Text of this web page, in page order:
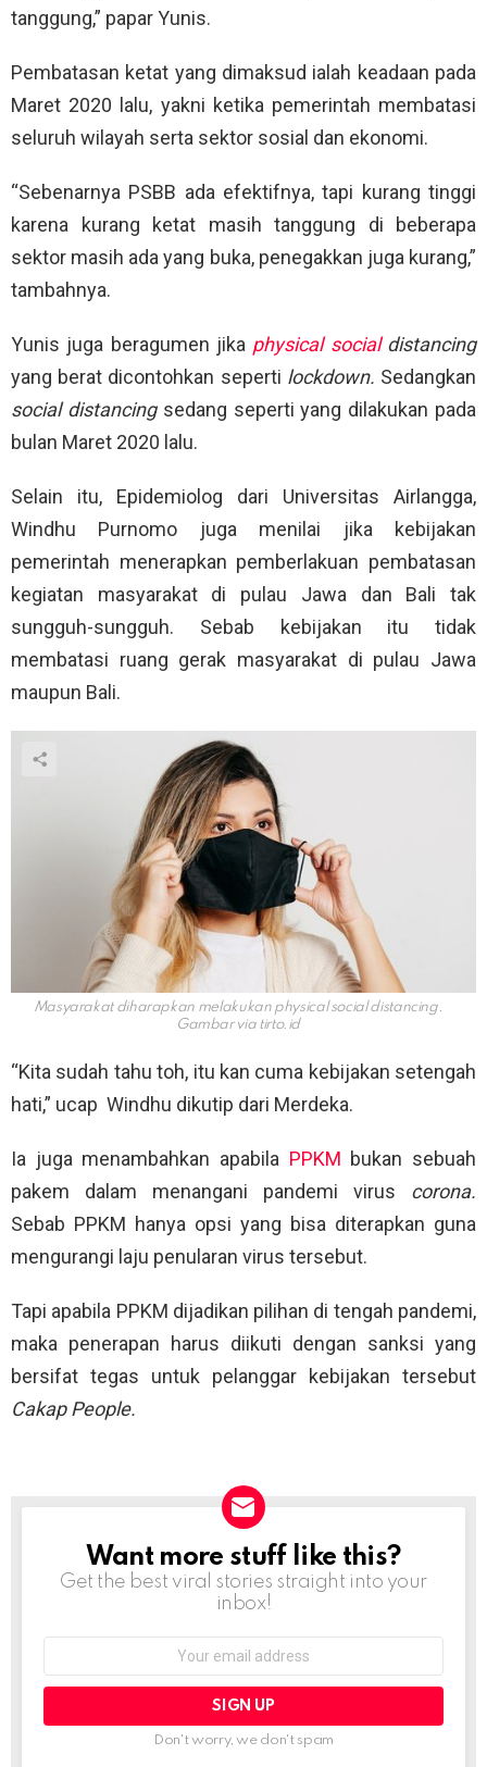
tanggung,” papar Yunis.
Pembatasan ketat yang dimaksud ialah keadaan pada
Maret 2020 lalu, yakni ketika pemerintah membatasi
seluruh wilayah serta sektor sosial dan ekonomi.
“Sebenarnya PSBB ada efektifnya, tapi kurang tinggi
karena kurang ketat masih tanggung di beberapa
sektor masih ada yang buka, penegakkan juga kurang,”
tambahnya.
Yunis juga beragumen jika physical socialdistancing
yang berat dicontohkan seperti lockdown. Sedangkan
social distancing sedang seperti yang dilakukan pada
bulan Maret 2020 lalu.
Selain itu, Epidemiolog dari Universitas Airlangga,
Windhu Purnomo juga menilai jika kebijakan
pemerintah menerapkan pemberlakuan pembatasan
kegiatan masyarakat di pulau Jawa dan Bali tak
sungguh-sungguh. Sebab kebijakan itu tidak
membatasi ruang gerak masyarakat di pulau Jawa
maupun Bali.
Masyarakat diharapkan melakukan physical social distancing.
Gambar viatirto.id
“Kita sudah tahu toh, itu kan cuma kebijakan setengah
hati,” ucap Windhu dikutip dari Merdeka.
Ia juga menambahkan apabila PPKM bukan sebuah
pakem dalam menangani pandemi virus corona.
Sebab PPKM hanya opsi yang bisa diterapkan guna
mengurangi laju penularan virus tersebut.
Tapi apabila PPKM dijadikan pilihan di tengah pandemi,
maka penerapan harus diikuti dengan sanksi yang
bersifat tegas untuk pelanggar kebijakan tersebut
Cakap People.
NEWSLETTER
Want more stuff like this?
Get the best viral stories straight into your
inbox!
Don't worry, we don't spam